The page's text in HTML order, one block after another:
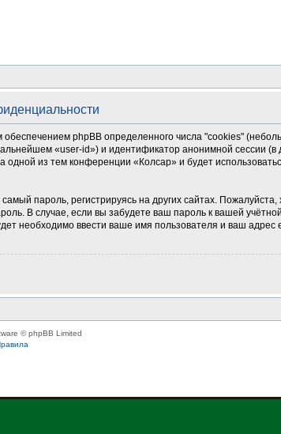
phpBB определенного числа "cookies"
«user-id») и идентификатор анонимной сессии
из тем конференции «Колсар» и будет
пароль, регистрируясь на других сайтах. Пожалуйста,
В случае, если вы забудете ваш пароль к вашей
необходимо ввести ваше имя пользователя и ваш адрес
© phpBB Limited